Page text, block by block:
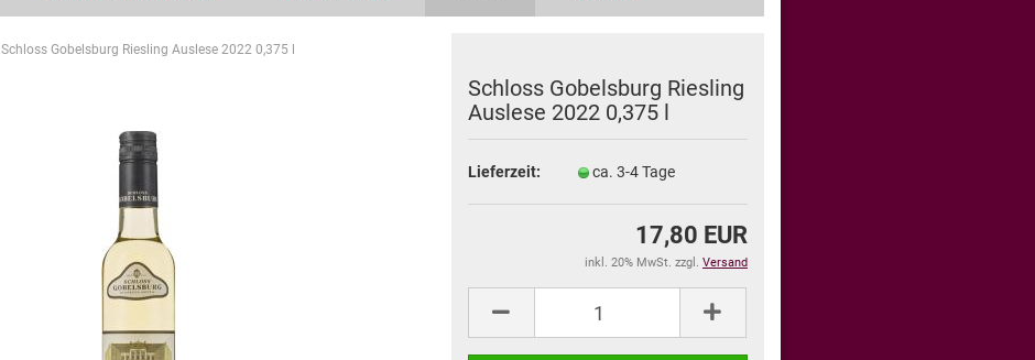
Schloss Gobelsburg Riesling Auslese 2022 0,375 l
Schloss Gobelsburg Riesling
Auslese 2022 0,375 l
Lieferzeit: ca. 3-4 Tage
17,80 EUR
inkl. 20% MwSt. zzgl. Versand